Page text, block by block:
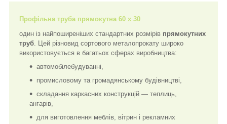
Профільна труба прямокутна 60 х 30
один із найпоширеніших стандартних розмірів прямокутних
труб . Цей різновид сортового металопрокату широко
використовується в багатьох сферах виробництва:
автомобілебудуванні,
промисловому та громадянському будівництві,
складання каркасних конструкцій — теплиць,
ангарів,
для виготовлення меблів, вітрин і рекламних